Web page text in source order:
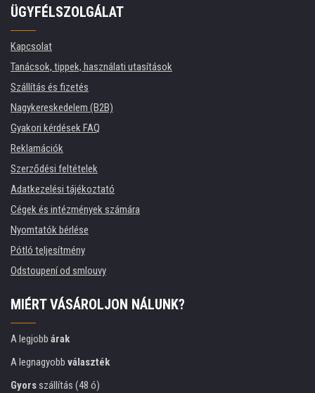
ÜGYFÉLSZOLGÁLAT
Kapcsolat
Tanácsok, tippek, használati utasítások
Szállítás és fizetés
Nagykereskedelem (B2B)
Gyakori kérdések FAQ
Reklamációk
Szerződési feltételek
Adatkezelési tájékoztató
Cégek és intézmények számára
Nyomtatók bérlése
Pótló teljesítmény
Odstoupení od smlouvy
MIÉRT VÁSÁROLJON NÁLUNK?
A legjobb árak
A legnagyobb választék
Gyorsszállítás (48 ó)